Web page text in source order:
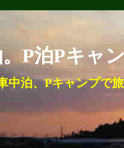
P泊Pキャ
中泊、Pキャンプで